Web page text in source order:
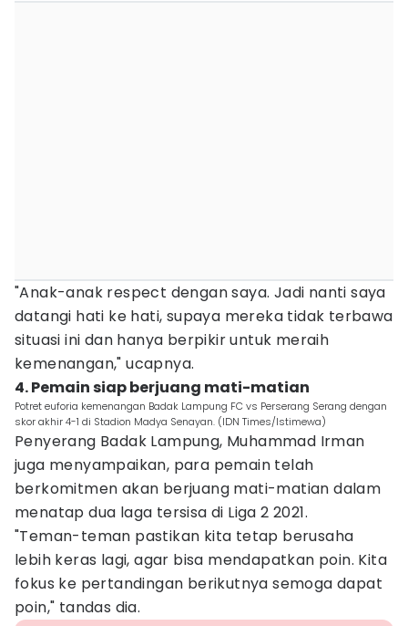
"Anak-anak respect dengan saya. Jadi nanti saya
datangi hati ke hati, supaya mereka tidak terbawa
situasi ini dan hanya berpikir untuk meraih
kemenangan," ucapnya.
4. Pemain siap berjuang mati-matian
Potret euforia kemenangan Badak Lampung FC vs Perserang Serang dengan
skor akhir 4-1 di Stadion Madya Senayan. (IDN Times/Istimewa)
Penyerang Badak Lampung, Muhammad Irman
juga menyampaikan, para pemain telah
berkomitmen akan berjuang mati-matian dalam
menatap dua laga tersisa di Liga 2 2021.
"Teman-teman pastikan kita tetap berusaha
lebih keras lagi, agar bisa mendapatkan poin. Kita
fokus ke pertandingan berikutnya semoga dapat
poin," tandas dia.